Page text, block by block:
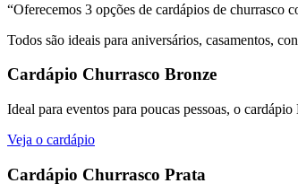
“Oferecemos 3 opções de cardápios de churrasco
Todos são ideais para aniversários, casamentos,
Cardápio Churrasco Bronze
Ideal para eventos para poucas pessoas, o
Veja o cardápio
Cardápio Churrasco Prata